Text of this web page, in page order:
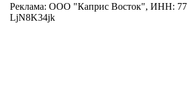
Реклама: ООО "Каприс Восток", ИНН:
LjN8K34jk